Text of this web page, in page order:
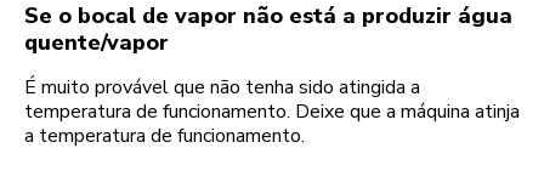
Se o bocal de vapor não está a produzir água
quente/vapor
É muito provável que não tenha sido atingida a
temperatura de funcionamento. Deixe que a máquina atinja
a temperatura de funcionamento.